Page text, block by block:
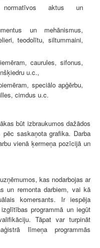
normatīvos aktus un
un mehānismus,
teodolītu, siltummaini,
caurules, sifonus,
u.c.,
speciālo apģērbu,
cimdus u.c.
būt izbraukumos dažādos
pēc saskaņota grafika. Darba
vienā ķermeņa pozīcijā un
kas nodarbojas ar
un remonta darbiem, vai kā
komersants. Ir iespēja
programmā un iegūt
Tāpat var turpināt
līmeņa programmās